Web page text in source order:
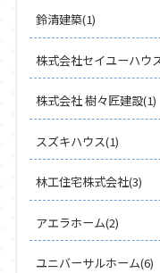
鈴清建築(1)
株式会社セイユーハウ
株式会社 樹々匠建設(1)
スズキハウス(1)
林工住宅株式会社(3)
アエラホーム(2)
ユニバーサルホーム(6)